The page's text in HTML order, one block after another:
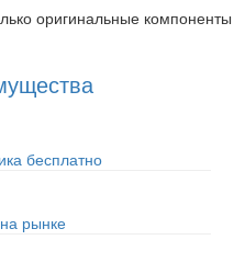
оригинальные компоненты
бесплатно
рынке